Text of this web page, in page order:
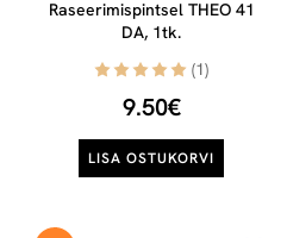
Raseerimispintsel THEO 41
DA, 1tk.
(1)
9.50€
LISA OSTUKORVI